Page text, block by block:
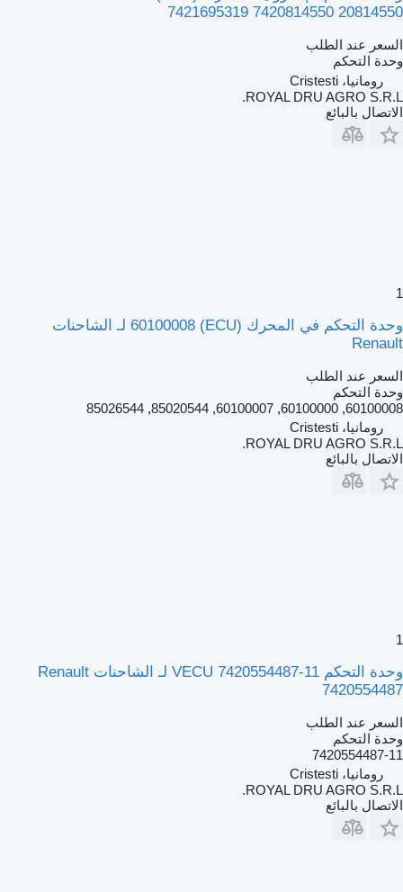
7421695319 7420814550 20814550
السعر عند الطلب
وحدة التحكم
رومانيا، Cristesti
ROYAL DRU AGRO S.R.L.
الاتصال بالبائع
1
وحدة التحكم في المحرك (ECU) 60100008 لـ الشاحنات
Renault
السعر عند الطلب
وحدة التحكم
60100008, 60100000, 60100007, 85020544, 85026544
رومانيا، Cristesti
ROYAL DRU AGRO S.R.L.
الاتصال بالبائع
1
وحدة التحكم VECU 7420554487-11 لـ الشاحنات Renault
7420554487
السعر عند الطلب
وحدة التحكم
7420554487-11
رومانيا، Cristesti
ROYAL DRU AGRO S.R.L.
الاتصال بالبائع